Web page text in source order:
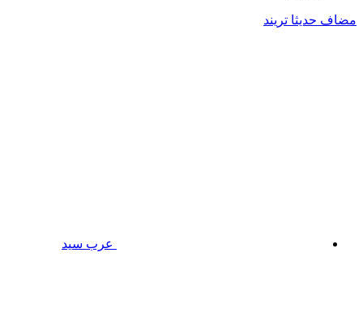
مضاف حديثا تريند
عرب سيد